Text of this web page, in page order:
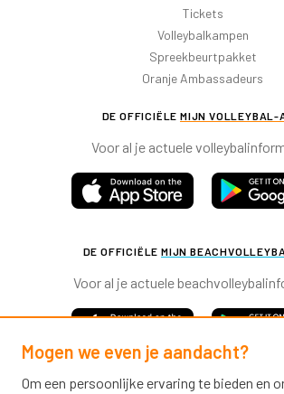
Tickets
Volleybalkampen
Spreekbeurtpakket
Oranje Ambassadeurs
DE OFFICIËLE MIJN VOLLEYBAL-
Voor al je actuele
DE OFFICIËLE MIJN
Voor al je actuele
Mogen we even je aandacht?
Om een persoonlijke ervaring te bieden en